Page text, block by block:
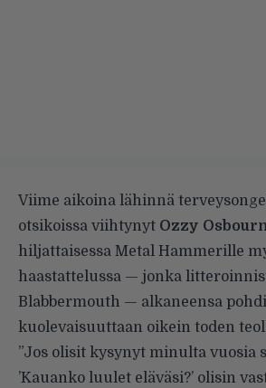
Viime aikoina lähinnä
otsikoissa viihtynyt Ozzy
hiljattaisessa Metal Hammerille
haastattelussa — jonka
Blabbermouth — alkaneensa
kuolevaisuuttaan oikein toden
”Jos olisit kysynyt minulta vuosia
’Kauanko luulet eläväsi?’ olisin